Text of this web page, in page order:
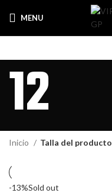
MENU
12
Inicio Talla del producto
-13%Sold out